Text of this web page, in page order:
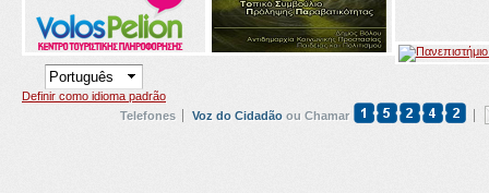
Definir como idioma padrão
Telefones
Voz do Cidadão ou Chamar